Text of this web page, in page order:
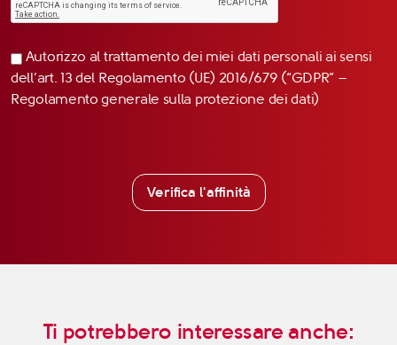
Autorizzo al trattamento dei miei dati personali ai sensi
dell’art. 13 del Regolamento (UE) 2016/679 (“GDPR” –
Regolamento generale sulla protezione dei dati)
Verifica l'affinità
Ti potrebbero interessare anche: